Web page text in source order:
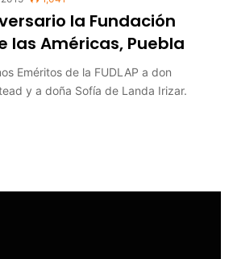
la Fundación
las Américas, Puebla
Eméritos de la FUDLAP a don
y a doña Sofía de Landa Irizar.